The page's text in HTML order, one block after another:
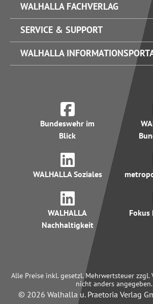
WALHALLA FACHVERLAG
SERVICE & SUPPORT
WALHALLA
Bundeswehr im
Blick
WALHALLA Soziales
WALHALLA
Nachhaltigkeit
Fokus
Alle Preise inkl. gesetzl. Mehrwertsteuer zzgl.
nicht anders angegeben.
© 2026 Walhalla u. Praetoria Verlag